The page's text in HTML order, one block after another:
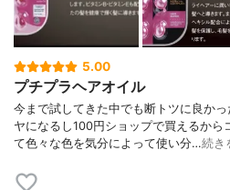
5.00
プチプラヘアオイル
今まで試してきた中でも断トツに良か
ヤになるし100円ショップで買えるから
て色々な色を気分によって使い分…続き